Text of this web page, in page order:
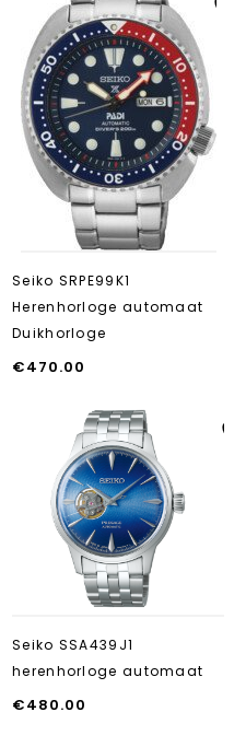
Seiko SRPE99K1
Herenhorloge automaat
Duikhorloge
€470.00
Seiko SSA439J1
herenhorloge automaat
€480.00